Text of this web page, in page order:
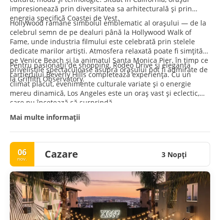
impresionează prin diversitatea sa arhitecturală și prin
energia specifică Coastei de Vest.
Hollywood rămâne simbolul emblematic al orașului — de la
celebrul semn de pe dealuri până la Hollywood Walk of
Fame, unde industria filmului este celebrată prin stelele
dedicate marilor artiști. Atmosfera relaxată poate fi simțită
pe Venice Beach și la animatul Santa Monica Pier, în timp ce
priveliștile spectaculoase asupra orașului pot fi admirate de
la Griffith Observatory.
Pentru pasionații de shopping, Rodeo Drive și eleganța
cartierului Beverly Hills completează experiența. Cu un
climat plăcut, evenimente culturale variate și o energie
mereu dinamică, Los Angeles este un oraș vast și eclectic,
care nu încetează să surprindă.
Mai multe informații
06
nov. Cazare 3 Nopţi